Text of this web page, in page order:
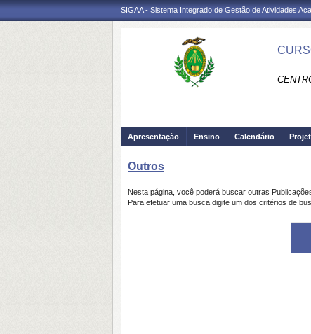
SIGAA - Sistema Integrado de Gestão de Atividades
Apresentação Ensino Calendário
Outros
Nesta página, você poderá buscar outras
Para efetuar uma busca digite um dos critérios de